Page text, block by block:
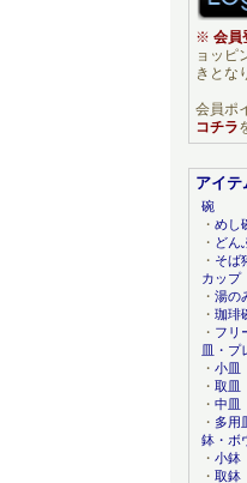
※ 会員
ョッピ
きとな
会員ポ
コチラ
アイテ
碗
・ めし
・ どん
・ そば
カップ
・ 湯の
・ 珈琲
・ フリ
皿・プ
・ 小皿
・ 取皿
・ 中皿
・ 多用皿
鉢・ボ
・ 小鉢
・ 取鉢